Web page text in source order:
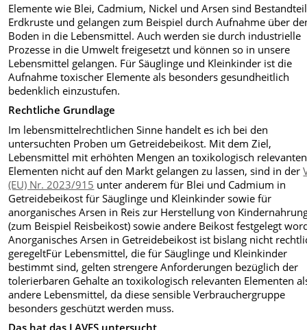
Elemente wie Blei, Cadmium, Nickel und Arsen sind
Erdkruste und gelangen zum Beispiel durch Aufnahme über
Boden in die Lebensmittel. Auch werden sie durch industrielle
Prozesse in die Umwelt freigesetzt und können so in unsere
Lebensmittel gelangen. Für Säuglinge und Kleinkinder ist die
Aufnahme toxischer Elemente als besonders gesundheitlich
bedenklich einzustufen.
Rechtliche Grundlage
Im lebensmittelrechtlichen Sinne handelt es ich bei den
untersuchten Proben um Getreidebeikost. Mit dem Ziel,
Lebensmittel mit erhöhten Mengen an toxikologisch relevanten
Elementen nicht auf den Markt gelangen zu lassen, sind in der
(EU) Nr. 2023/915 unter anderem für Blei und Cadmium in
Getreidebeikost für Säuglinge und Kleinkinder sowie für
anorganisches Arsen in Reis zur Herstellung von
(zum Beispiel Reisbeikost) sowie andere Beikost festgelegt
Anorganisches Arsen in Getreidebeikost ist bislang nicht
geregeltFür Lebensmittel, die für Säuglinge und Kleinkinder
bestimmt sind, gelten strengere Anforderungen bezüglich der
tolerierbaren Gehalte an toxikologisch relevanten Elementen
andere Lebensmittel, da diese sensible Verbrauchergruppe
besonders geschützt werden muss.
Das hat das LAVES untersucht